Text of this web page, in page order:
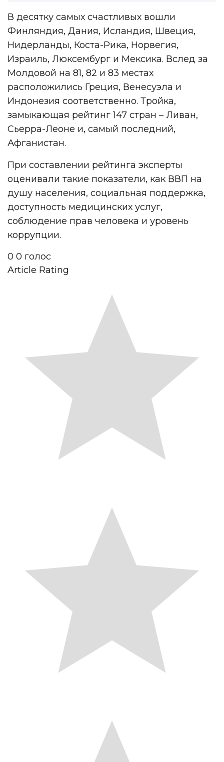
В десятку самых счастливых вошли
Финляндия, Дания, Исландия, Швеция,
Нидерланды, Коста-Рика, Норвегия,
Израиль, Люксембург и Мексика. Вслед за
Молдовой на 81, 82 и 83 местах
расположились Греция, Венесуэла и
Индонезия соответственно. Тройка,
замыкающая рейтинг 147 стран – Ливан,
Сьерра-Леоне и, самый последний,
Афганистан.
При составлении рейтинга эксперты
оценивали такие показатели, как ВВП на
душу населения, социальная поддержка,
доступность медицинских услуг,
соблюдение прав человека и уровень
коррупции.
0 0 голос
Article Rating